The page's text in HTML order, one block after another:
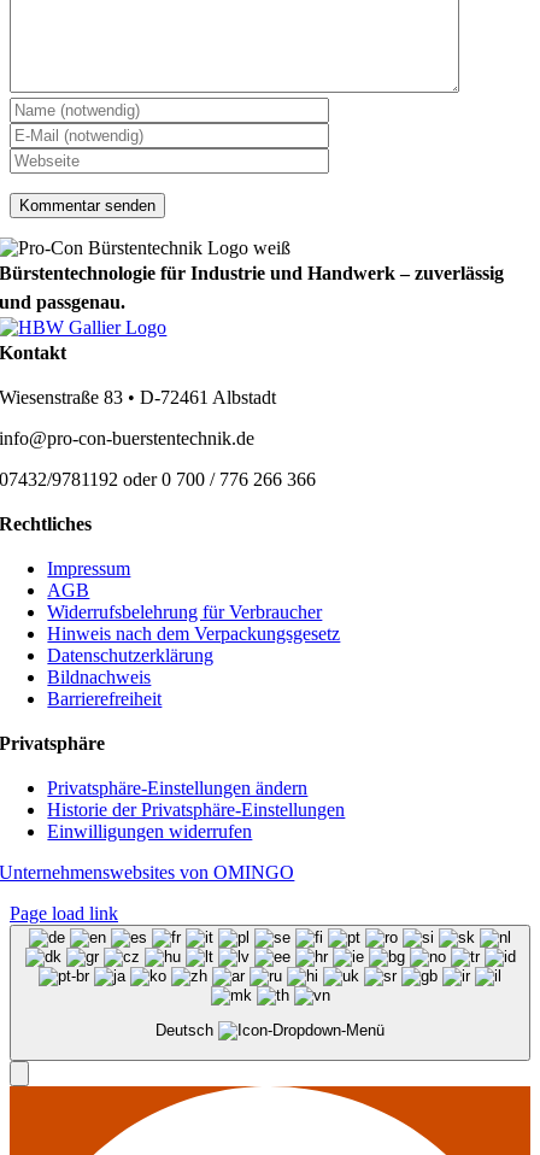
Bürstentechnologie für Industrie und Handwerk – zuverlässig
und passgenau.
Kontakt
Wiesenstraße 83 • D-72461 Albstadt
info@pro-con-buerstentechnik.de
07432/9781192 oder 0 700 / 776 266 366
Rechtliches
Impressum
AGB
Widerrufsbelehrung für Verbraucher
Hinweis nach dem Verpackungsgesetz
Datenschutzerklärung
Bildnachweis
Barrierefreiheit
Privatsphäre
Privatsphäre-Einstellungen ändern
Historie der Privatsphäre-Einstellungen
Einwilligungen widerrufen
Unternehmenswebsites von OMINGO
Page load link
Deutsch